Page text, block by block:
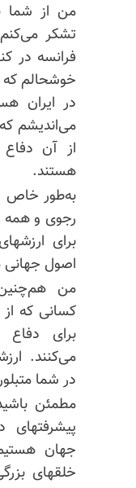
من از شما
تشکر
فرانسه در
خوشحالم که
در ایران
می‌اندیشم
از آن
هستند.
به‌طور خاص
رجوی و همه
برای
اصول جهانی
من
کسانی که
برای دفاع
می‌کنند.
در شما
مطمئن
پیشرفتهای
جهان
خلقهای